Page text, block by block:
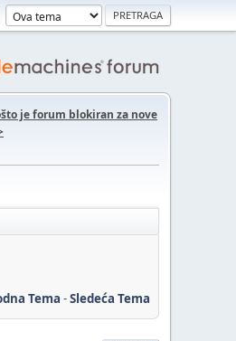
je forum blokiran za nove
Tema -Sledeća Tema